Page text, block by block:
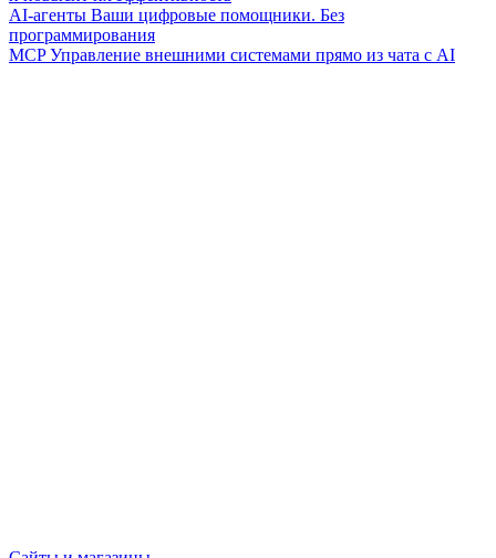
AI-агенты Ваши цифровые помощники. Без
программирования
MCP Управление внешними системами прямо из чата с AI